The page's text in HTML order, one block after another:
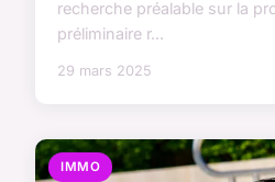
recherche préalable sur la
préliminaire r...
29 mars 2025
IMMO